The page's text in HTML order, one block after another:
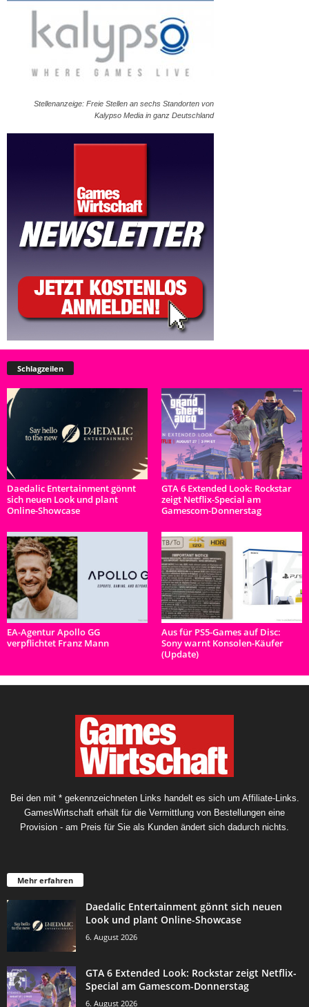
Stellenanzeige: Freie Stellen an sechs Standorten von
Kalypso Media in ganz Deutschland
Schlagzeilen
Daedalic Entertainment gönnt
sich neuen Look und plant
Online-Showcase
GTA 6 Extended Look: Rockstar
zeigt Netflix-Special am
Gamescom-Donnerstag
EA-Agentur Apollo GG
verpflichtet Franz Mann
Aus für PS5-Games auf Disc:
Sony warnt Konsolen-Käufer
(Update)
Bei den mit * gekennzeichneten Links handelt es sich um Affiliate-Links.
GamesWirtschaft erhält für die Vermittlung von Bestellungen eine
Provision - am Preis für Sie als Kunden ändert sich dadurch nichts.
Mehr erfahren
Daedalic Entertainment gönnt sich neuen
Look und plant Online-Showcase
6. August 2026
GTA 6 Extended Look: Rockstar zeigt Netflix-
Special am Gamescom-Donnerstag
6. August 2026